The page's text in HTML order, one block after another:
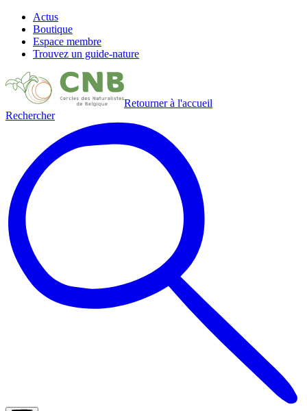
Actus
Boutique
Espace membre
Trouvez un guide-nature
Retourner à l'accueil
Rechercher